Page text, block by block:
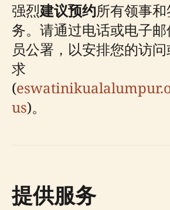
强烈建议预约所有领事
务。请通过电话或电子
员公署，以安排您的访
求
(
us)。
提供服务